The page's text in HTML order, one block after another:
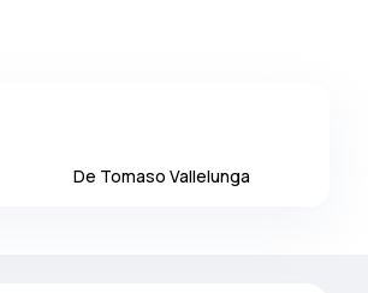
De Tomaso Vallelunga